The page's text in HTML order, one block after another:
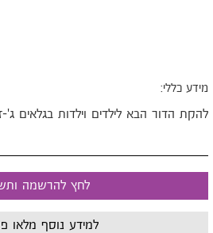
כללי:
הדור הבא לילדים וילדות בגלאים ג'-ז'
לחץ להרשמה
למידע נוסף מלאו